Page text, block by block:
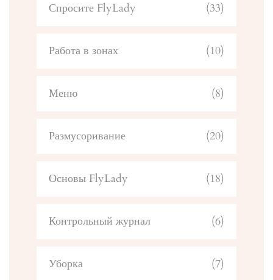
Спросите FlyLady (33)
Работа в зонах (10)
Меню (8)
Размусоривание (20)
Основы FlyLady (18)
Контрольный журнал (6)
Уборка (7)